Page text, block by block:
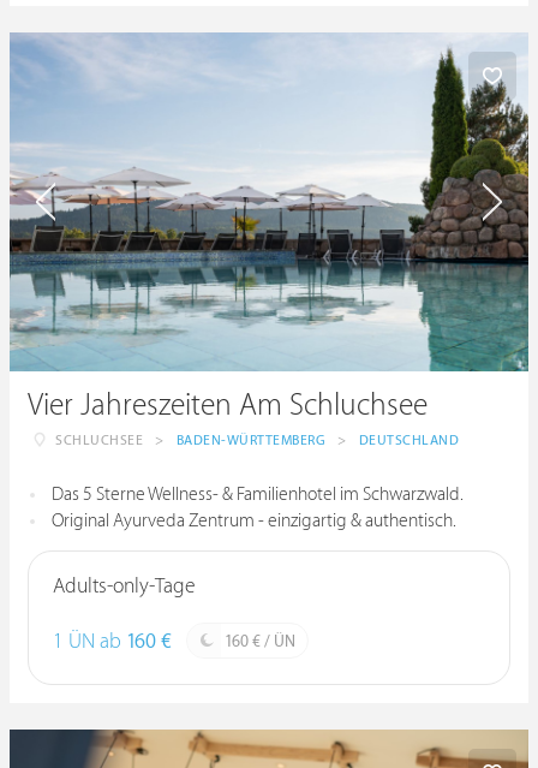
Vier Jahreszeiten Am Schluchsee
SCHLUCHSEE > BADEN-WÜRTTEMBERG > DEUTSCHLAND
Das 5 Sterne Wellness- & Familienhotel im Schwarzwald.
Original Ayurveda Zentrum - einzigartig & authentisch.
Adults-only-Tage
1 ÜN ab 160 € 160 € / ÜN